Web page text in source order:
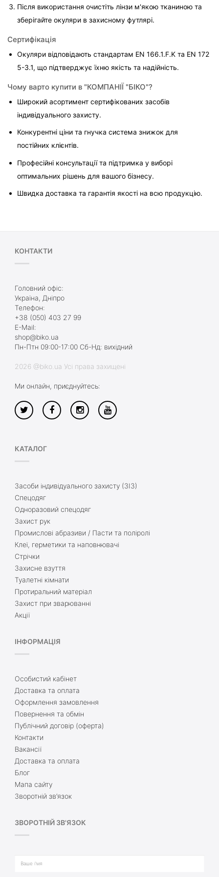
Після використання очистіть лінзи м'якою тканиною та
зберігайте окуляри в захисному футлярі.
Сертифікація
Окуляри відповідають стандартам EN 166.1.F.K та EN 172
5-3.1, що підтверджує їхню якість та надійність.
Чому варто купити в "КОМПАНІЇ "БІКО"?
Широкий асортимент сертифікованих засобів
індивідуального захисту.
Конкурентні ціни та гнучка система знижок для
постійних клієнтів.
Професійні консультації та підтримка у виборі
оптимальних рішень для вашого бізнесу.
Швидка доставка та гарантія якості на всю продукцію.
КОНТАКТИ
Головний офіс:
Україна, Дніпро
Телефон:
+38 (050) 403 27 99
E-Mail:
shop@biko.ua
Пн-Птн 09:00-17:00 Сб-Нд: вихідний
2026 @biko.ua Усі права захищені
Ми онлайн, приєднуйтесь:
КАТАЛОГ
Засоби індивідуального захисту (ЗІЗ)
Спецодяг
Одноразовий спецодяг
Захист рук
Промислові абразиви / Пасти та поліролі
Клеї, герметики та наповнювачі
Стрічки
Захисне взуття
Туалетні кімнати
Протиральний матеріал
Захист при зварюванні
Акції
ІНФОРМАЦІЯ
Особистий кабінет
Доставка та оплата
Оформлення замовлення
Повернення та обмін
Публічний договір (оферта)
Контакти
Вакансії
Доставка та оплата
Блог
Мапа сайту
Зворотній зв’язок
ЗВОРОТНІЙ ЗВ'ЯЗОК